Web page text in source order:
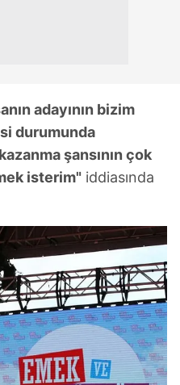
adayının bizim
durumunda
şansının çok
isterim" iddiasında